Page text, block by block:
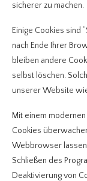
sicherer zu machen.
Einige Cookies sind
nach Ende Ihrer
bleiben andere
selbst löschen.
unserer Website
Mit einem
Cookies
Webbrowser lassen
Schließen des
Deaktivierung von